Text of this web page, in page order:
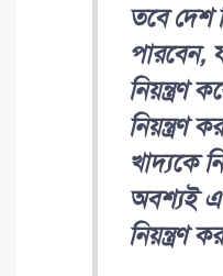
তবে দেশ
পারবেন,
নিয়ন্ত্রণ
নিয়ন্ত্রণ
খাদ্যকে
অবশ্যই
নিয়ন্ত্রণ